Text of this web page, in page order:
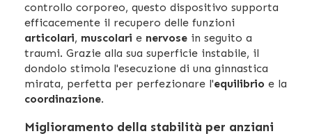
controllo corporeo, questo dispositivo supporta
efficacemente il recupero delle funzioni
articolari, muscolari e nervose in seguito a
traumi. Grazie alla sua superficie instabile, il
dondolo stimola l'esecuzione di una ginnastica
mirata, perfetta per perfezionare l'equilibrio e la
coordinazione.
Miglioramento della stabilità per anziani